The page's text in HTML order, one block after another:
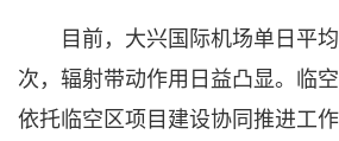
目前，大兴国际机场单日平均
次，辐射带动作用日益凸显。临
依托临空区项目建设协同推进工